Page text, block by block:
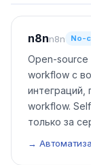
n8nn8n No-
Open-source
workflow с
workflow.
только за
→